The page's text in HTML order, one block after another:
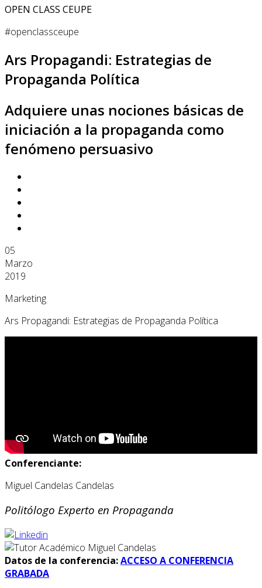
OPEN CLASS CEUPE
#openclassceupe
Ars Propagandi: Estrategias de
Propaganda Política
Adquiere unas nociones básicas de
iniciación a la propaganda como
fenómeno persuasivo
05
Marzo
2019
Marketing
Ars Propagandi: Estrategias de Propaganda Política
Conferenciante:
Miguel Candelas Candelas
Politólogo Experto en Propaganda
Datos de la conferencia:ACCESO A CONFERENCIA
GRABADA